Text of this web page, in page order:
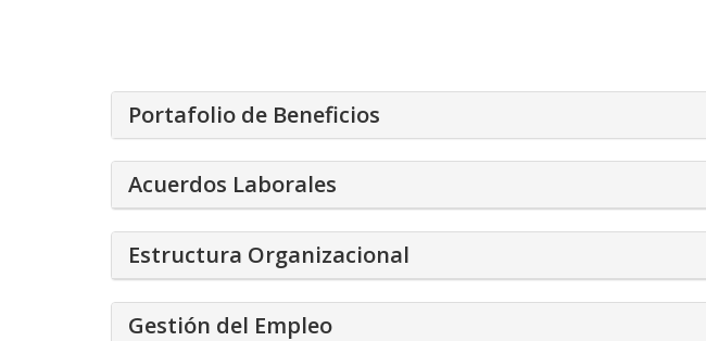
Portafolio de Beneficios
Acuerdos Laborales
Estructura Organizacional
Gestión del Empleo